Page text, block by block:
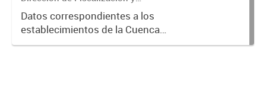
Contaminantes de
ACUMAR (2017-2023)
Adecuación Ambiental
Datos correspondientes a los
establecimientos de la Cuenca
Matanza Riachuelo excluidos del